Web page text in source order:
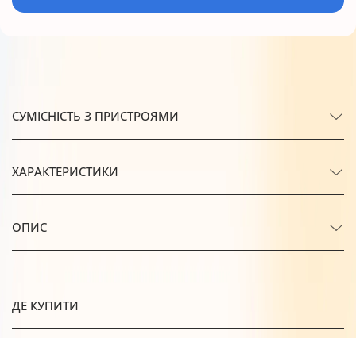
СУМІСНІСТЬ З ПРИСТРОЯМИ
ХАРАКТЕРИСТИКИ
ОПИС
ДЕ КУПИТИ